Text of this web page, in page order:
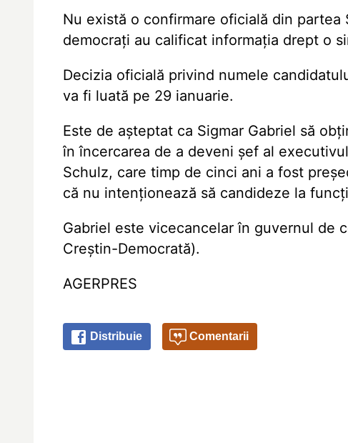
Nu există o confirmare oficială din
democrați au calificat informația drept o
Decizia oficială privind numele
va fi luată pe 29 ianuarie.
Este de așteptat ca Sigmar Gabriel să
în încercarea de a deveni șef al
Schulz, care timp de cinci ani a fost
că nu intenționează să candideze la
Gabriel este vicecancelar în guvernul de
Creștin-Democrată).
AGERPRES
Distribuie Comentarii